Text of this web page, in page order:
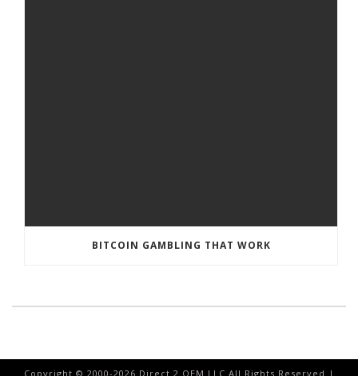
BITCOIN GAMBLING THAT WORK
Copyright © 2000-2026 Direct 2 OEM LLC All Rights Reserved |